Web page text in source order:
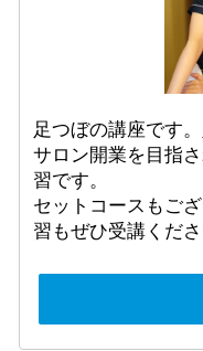
足つぼの講座です
サロン開業を目指
習です。
セットコースもご
習もぜひ受講くださ